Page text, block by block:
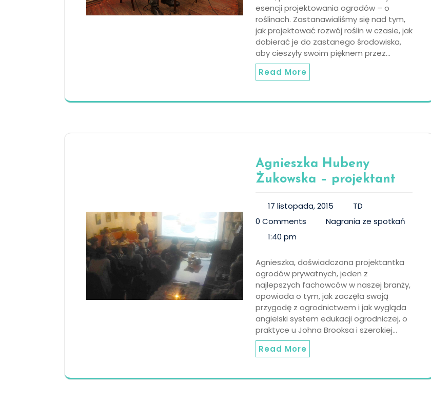
esencji projektowania ogrodów – o
roślinach. Zastanawialiśmy się nad tym,
jak projektować rozwój roślin w czasie, jak
dobierać je do zastanego środowiska,
aby cieszyły swoim pięknem przez…
Read More
Agnieszka Hubeny
Żukowska – projektant
17 listopada, 2015
TD
0 Comments
Nagrania ze spotkań
1:40 pm
Agnieszka, doświadczona projektantka
ogrodów prywatnych, jeden z
najlepszych fachowców w naszej branży,
opowiada o tym, jak zaczęła swoją
przygodę z ogrodnictwem i jak wygląda
angielski system edukacji ogrodniczej, o
praktyce u Johna Brooksa i szerokiej…
Read More